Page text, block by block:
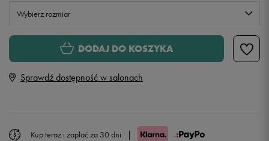
Wybierz rozmiar
Rozmiary EU Rozmiary US
164
DODAJ DO KOSZYKA
Sprawdź dostępność w salonach
Kup teraz i zapłać za 30 dni |